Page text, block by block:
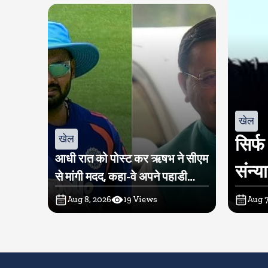
खेल
आधी रात को पोस्ट कर ऋषभ ने सीएम
से मांगी मदद, कहा-वे अपने पहाडी
लोगों के बीच लौटना चाहते हैं
Aug 8, 2026 19 Views
खेल
Aug